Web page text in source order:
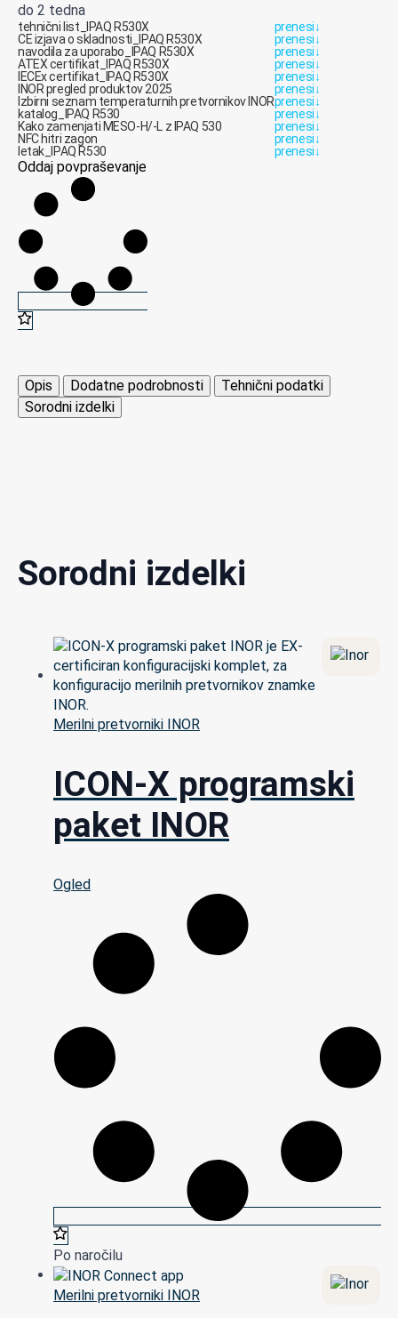
do 2 tedna
tehnični list_IPAQ R530X prenesi↓
CE izjava o skladnosti_IPAQ R530X
prenesi↓
navodila za uporabo_IPAQ R530X
prenesi↓
ATEX certifikat_IPAQ R530X
prenesi↓
IECEx certifikat_IPAQ R530X
prenesi↓
INOR pregled produktov 2025
prenesi↓
Izbirni seznam temperaturnih pretvornikov INORprenesi↓
katalog_IPAQ R530
prenesi↓
Kako zamenjati MESO-H/-L z IPAQ 530
prenesi↓
NFC hitri zagon
prenesi↓
letak_IPAQ R530
prenesi↓
Oddaj povpraševanje
Opis Dodatne podrobnosti
Tehnični podatki
Sorodni izdelki
Sorodni izdelki
Merilni pretvorniki INOR
ICON-X programski
paket INOR
Ogled
Po naročilu
Merilni pretvorniki INOR